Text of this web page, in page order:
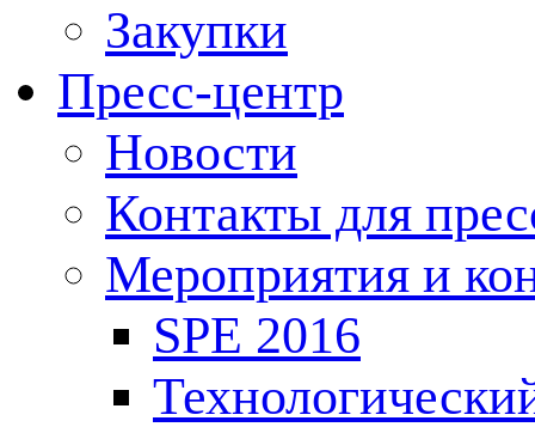
Закупки
Пресс-центр
Новости
Контакты для
Мероприятия и
SPE 2016